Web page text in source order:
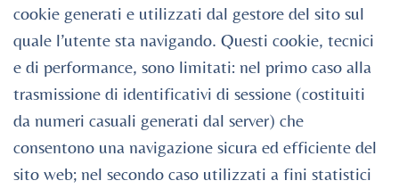
cookie generati e utilizzati dal gestore del sito sul
quale l’utente sta navigando. Questi cookie, tecnici
e di performance, sono limitati: nel primo caso alla
trasmissione di identificativi di sessione (costituiti
da numeri casuali generati dal server) che
consentono una navigazione sicura ed efficiente del
sito web; nel secondo caso utilizzati a fini statistici